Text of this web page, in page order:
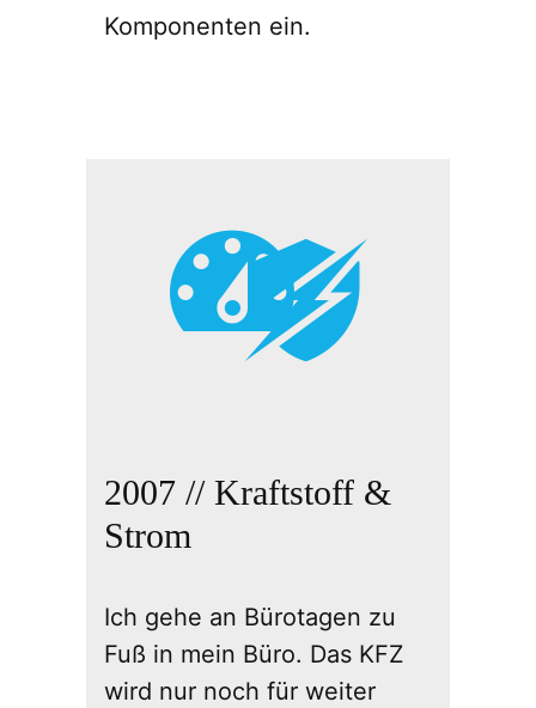
Komponenten ein.
2007 // Kraftstoff &
Strom
Ich gehe an Bürotagen zu
Fuß in mein Büro. Das KFZ
wird nur noch für weiter